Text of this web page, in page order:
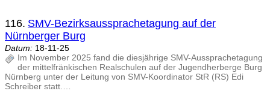
116. SMV-Bezirksaussprachetagung auf der
Nürnberger Burg
Datum: 18-11-25
Im November 2025 fand die diesjährige SMV-Aussprachetagung
der mittelfränkischen Realschulen auf der Jugendherberge Burg
Nürnberg unter der Leitung von SMV-Koordinator StR (RS) Edi
Schreiber statt.…